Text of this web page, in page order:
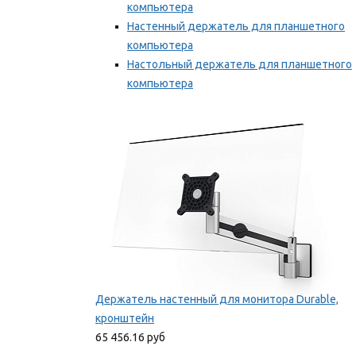
компьютера
Настенный держатель для планшетного
компьютера
Настольный держатель для планшетного
компьютера
Держатель настенный для монитора Durable,
кронштейн
65 456.16 руб